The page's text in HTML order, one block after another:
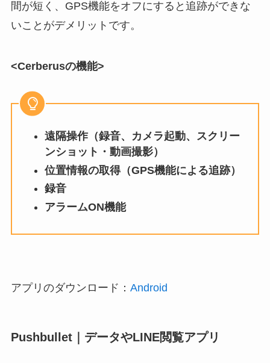
間が短く、GPS機能をオフにすると追跡ができな
いことがデメリットです。
<Cerberusの機能>
遠隔操作（録音、カメラ起動、スクリー
ンショット・動画撮影）
位置情報の取得（GPS機能による追跡）
録音
アラームON機能
アプリのダウンロード： Android
Pushbullet｜データやLINE閲覧アプリ